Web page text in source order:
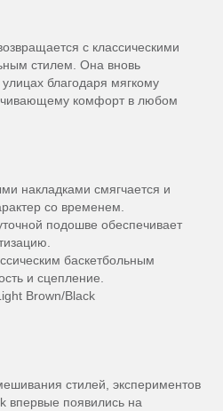
с классическими
стилем. Она вновь
благодаря мягкому
комфорт в любом
накладками смягчается и
со временем.
подошве обеспечивает
баскетбольным
и сцепление.
Brown/Black
стилей, экспериментов
впервые появились на